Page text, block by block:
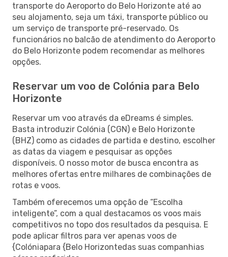
transporte do Aeroporto do Belo Horizonte até ao
seu alojamento, seja um táxi, transporte público ou
um serviço de transporte pré-reservado. Os
funcionários no balcão de atendimento do Aeroporto
do Belo Horizonte podem recomendar as melhores
opções.
Reservar um voo de Colónia para Belo
Horizonte
Reservar um voo através da eDreams é simples.
Basta introduzir Colónia (CGN) e Belo Horizonte
(BHZ) como as cidades de partida e destino, escolher
as datas da viagem e pesquisar as opções
disponíveis. O nosso motor de busca encontra as
melhores ofertas entre milhares de combinações de
rotas e voos.
Também oferecemos uma opção de “Escolha
inteligente”, com a qual destacamos os voos mais
competitivos no topo dos resultados da pesquisa. E
pode aplicar filtros para ver apenas voos de
{Colóniapara {Belo Horizontedas suas companhias